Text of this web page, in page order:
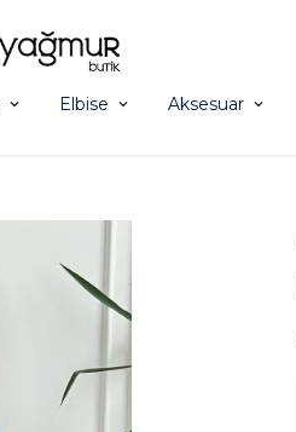
Elbise Aksesuar